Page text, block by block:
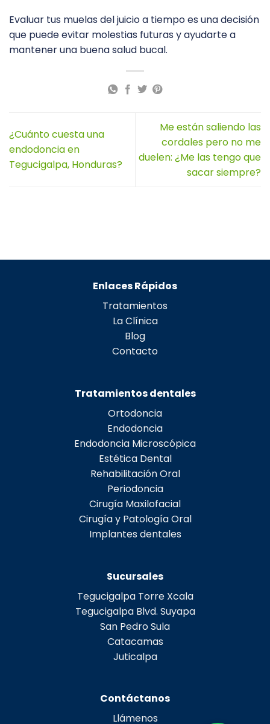
Evaluar tus muelas del juicio a tiempo es una decisión
que puede evitar molestias futuras y ayudarte a
mantener una buena salud bucal.
¿Cuánto cuesta una
endodoncia en
Tegucigalpa, Honduras?
Me están saliendo las
cordales pero no me
duelen: ¿Me las tengo que
sacar siempre?
Enlaces Rápidos
Tratamientos
La Clínica
Blog
Contacto
Tratamientos dentales
Ortodoncia
Endodoncia
Endodoncia Microscópica
Estética Dental
Rehabilitación Oral
Periodoncia
Cirugía Maxilofacial
Cirugía y Patología Oral
Implantes dentales
Sucursales
Tegucigalpa Torre Xcala
Tegucigalpa Blvd. Suyapa
San Pedro Sula
Catacamas
Juticalpa
Contáctanos
Llámenos